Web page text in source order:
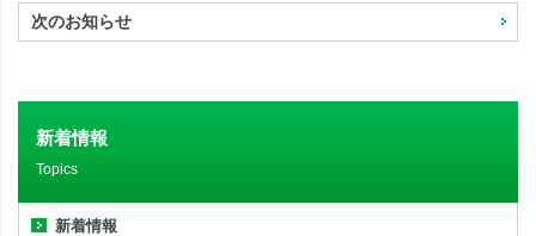
次のお知らせ
新着情報
Topics
新着情報